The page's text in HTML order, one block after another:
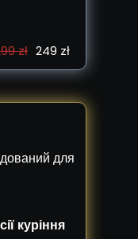
zł 249 zł
для
куріння